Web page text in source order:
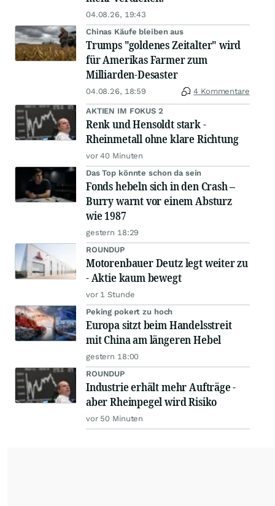
04.08.26, 19:43
Chinas Käufe bleiben aus
Trumps "goldenes Zeitalter" wird
für Amerikas Farmer zum
Milliarden-Desaster
04.08.26, 18:59 4 Kommentare
AKTIEN IM FOKUS 2
Renk und Hensoldt stark -
Rheinmetall ohne klare Richtung
vor 40 Minuten
Das Top könnte schon da sein
Fonds hebeln sich in den Crash –
Burry warnt vor einem Absturz
wie 1987
gestern 18:29
ROUNDUP
Motorenbauer Deutz legt weiter zu
- Aktie kaum bewegt
vor 1 Stunde
Peking pokert zu hoch
Europa sitzt beim Handelsstreit
mit China am längeren Hebel
gestern 18:00
ROUNDUP
Industrie erhält mehr Aufträge -
aber Rheinpegel wird Risiko
vor 50 Minuten